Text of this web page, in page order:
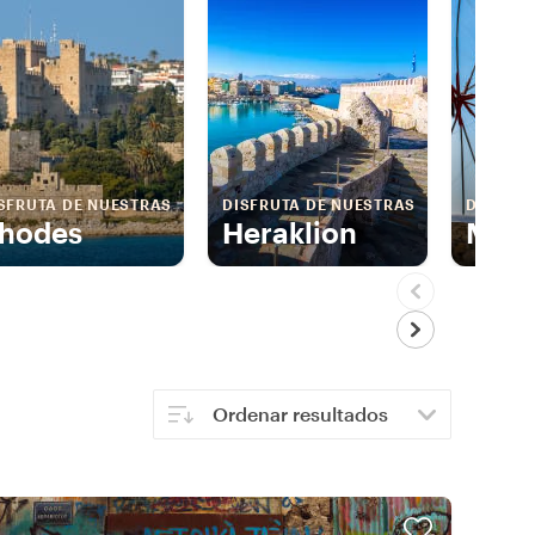
DE NUESTRAS DISFRUTA DE NUESTRAS
Heraklion
Ordenar resultados